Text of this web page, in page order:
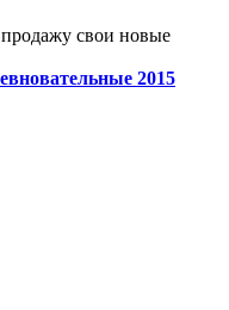
продажу свои новые
2015